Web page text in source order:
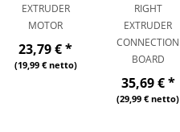
EXTRUDER
MOTOR
23,79 €*
(19,99 € netto)
RIGHT
EXTRUDER
CONNECTION
BOARD
35,69 €*
(29,99 € netto)